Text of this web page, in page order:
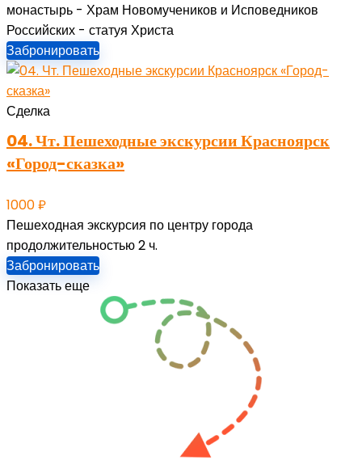
монастырь - Храм Новомучеников и Исповедников
Российских - статуя Христа
Забронировать
Сделка
04. Чт. Пешеходные экскурсии Красноярск
«Город-сказка»
1000₽
Пешеходная экскурсия по центру города
продолжительностью 2 ч.
Забронировать
Показать еще